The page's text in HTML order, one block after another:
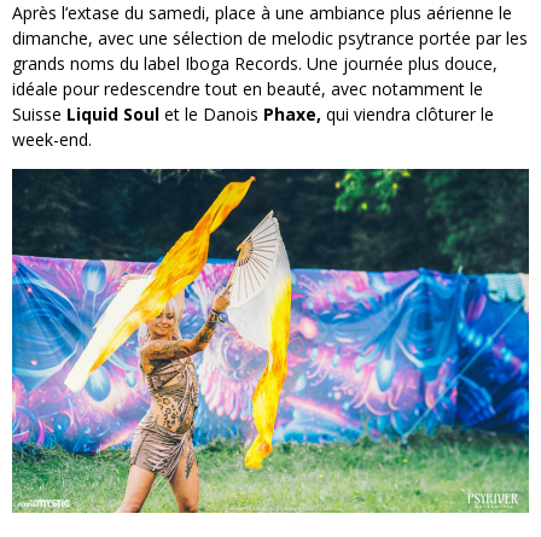
Après l’extase du samedi, place à une ambiance plus aérienne le
dimanche, avec une sélection de melodic psytrance portée par les
grands noms du label Iboga Records. Une journée plus douce,
idéale pour redescendre tout en beauté, avec notamment le
Suisse Liquid Soul et le Danois Phaxe, qui viendra clôturer le
week-end.